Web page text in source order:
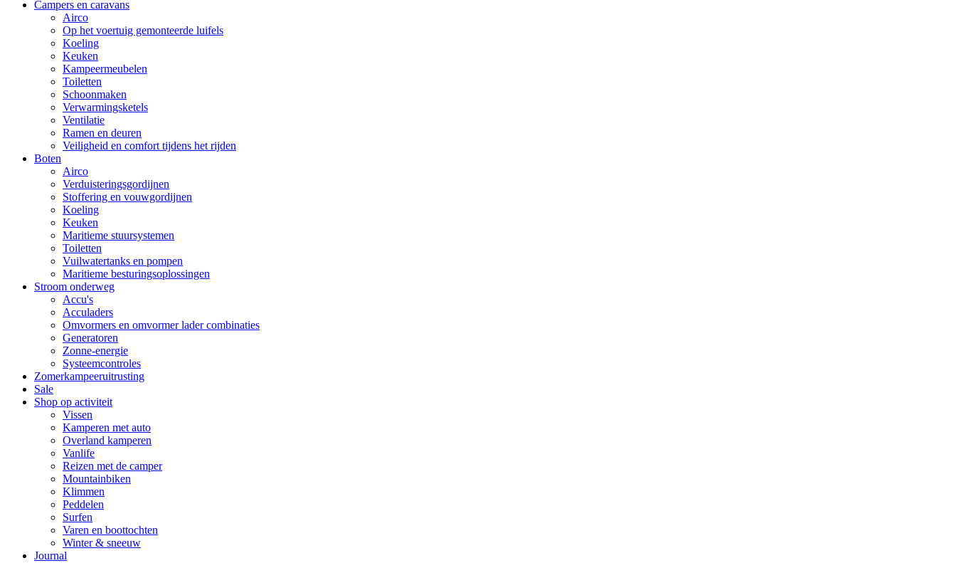
Campers en caravans
Airco
Op het voertuig gemonteerde luifels
Koeling
Keuken
Kampeermeubelen
Toiletten
Schoonmaken
Verwarmingsketels
Ventilatie
Ramen en deuren
Veiligheid en comfort tijdens het rijden
Boten
Airco
Verduisteringsgordijnen
Stoffering en vouwgordijnen
Koeling
Keuken
Maritieme stuursystemen
Toiletten
Vuilwatertanks en pompen
Maritieme besturingsoplossingen
Stroom onderweg
Accu's
Acculaders
Omvormers en omvormer lader combinaties
Generatoren
Zonne-energie
Systeemcontroles
Zomerkampeeruitrusting
Sale
Shop op activiteit
Vissen
Kamperen met auto
Overland kamperen
Vanlife
Reizen met de camper
Mountainbiken
Klimmen
Peddelen
Surfen
Varen en boottochten
Winter & sneeuw
Journal